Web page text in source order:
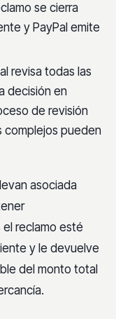
se cierra
y PayPal emite
revisa todas las
decisión en
de revisión
complejos pueden
asociada
reclamo esté
y le devuelve
del monto total